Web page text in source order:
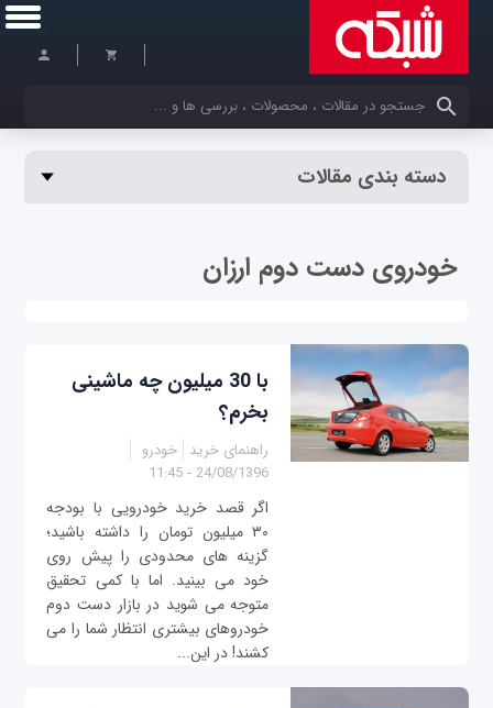
کلمات کلیدی خود را وارد کنید
دسته بندی مقالات
خودروی دست دوم ارزان
با 30 میلیون چه ماشینی
بخرم؟
راهنمای خرید خودرو
24/08/1396 - 11:45
اگر قصد خرید خودرویی با بودجه
۳۰ میلیون تومان را داشته باشید؛
گزینه های محدودی را پیش روی
خود می بینید. اما با کمی تحقیق
متوجه می شوید در بازار دست دوم
خودروهای بیشتری انتظار شما را می
کشند! در این...